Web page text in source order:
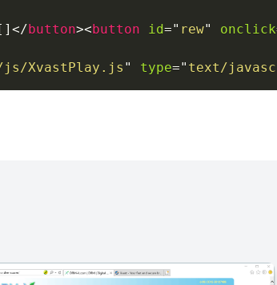
</button><button id=" rew" onclick
js/XvastPlay.js " type=" text/